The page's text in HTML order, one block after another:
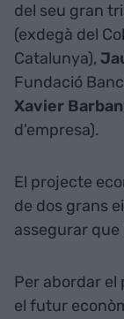
del seu gran
(exdegà del
Catalunya),
Fundació
Xavier
d'empresa).
El projecte
de dos grans
assegurar que
Per abordar el
el futur